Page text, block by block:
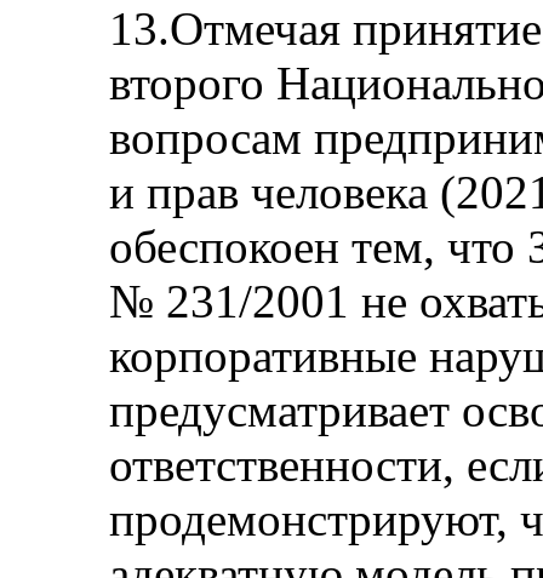
13.Отмечая
второго
вопросам
и прав человека
обеспокоен тем, что
№ 231/2001 не
корпоративные
предусматривает
ответственности,
продемонстрируют,